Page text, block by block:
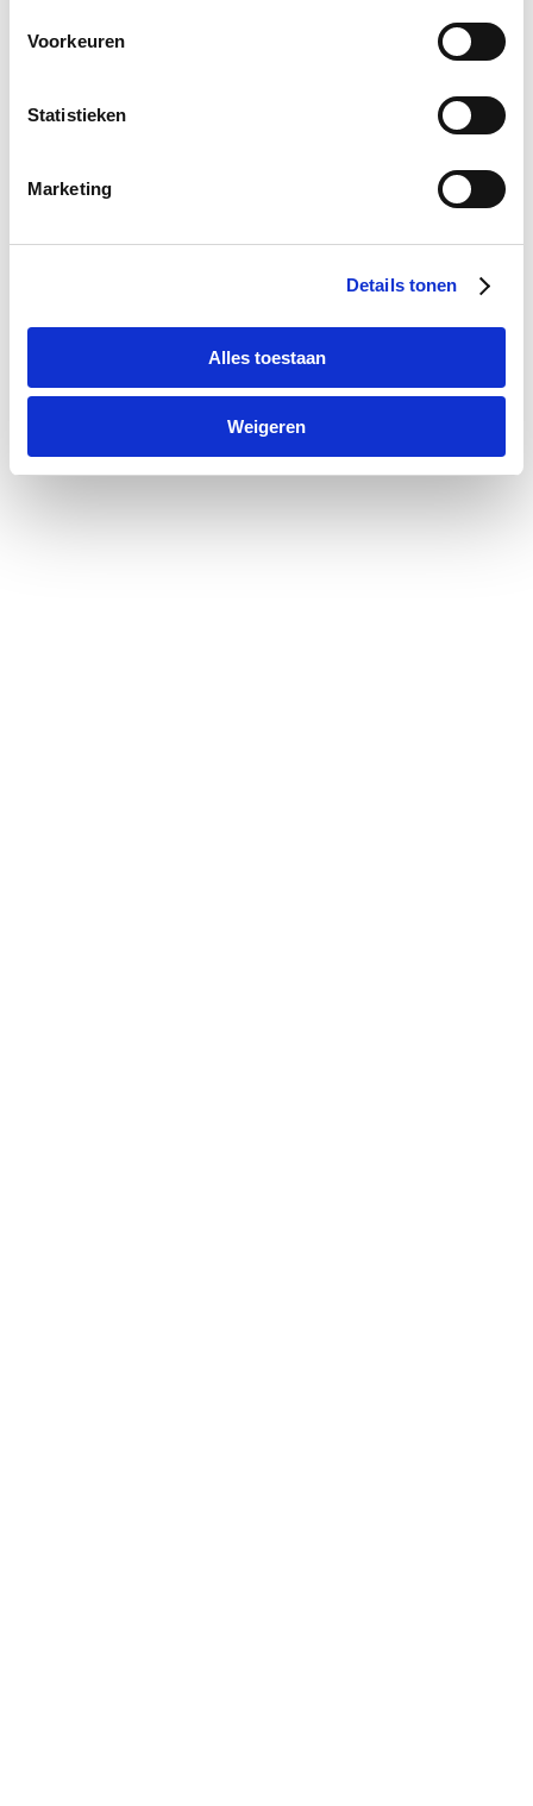
Voorkeuren
Statistieken
Marketing
Details tonen
Alles toestaan
Weigeren